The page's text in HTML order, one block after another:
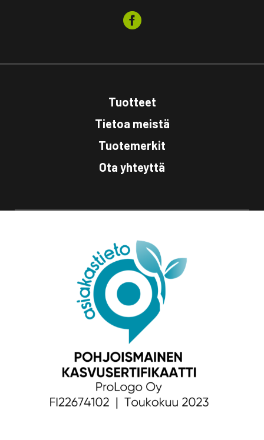
Tuotteet
Tietoa meistä
Tuotemerkit
Ota yhteyttä